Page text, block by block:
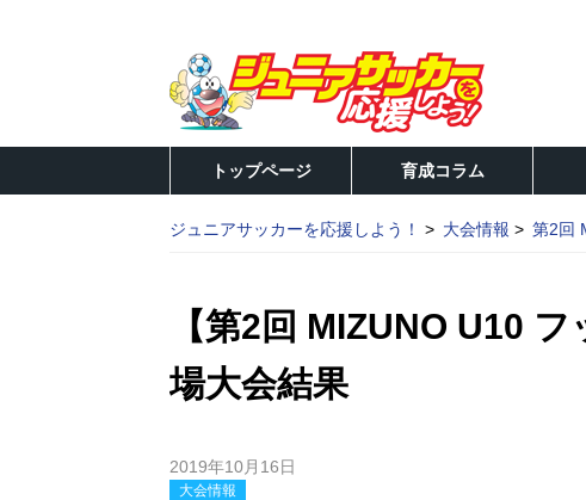
トップページ 育成コラム
ジュニアサッカーを応援しよう！ 大会情報 第2回
【第2回 MIZUNO U10
場大会結果
2019年10月16日
大会情報